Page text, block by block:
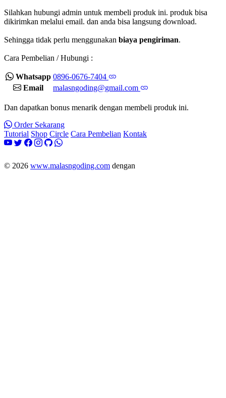
Silahkan hubungi admin untuk membeli produk ini. produk bisa
dikirimkan melalui email. dan anda bisa langsung download.
Sehingga tidak perlu menggunakan biaya pengiriman.
Cara Pembelian / Hubungi :
Whatsapp 0896-0676-7404
Email
malasngoding@gmail.com
Dan dapatkan bonus menarik dengan membeli produk ini.
Order Sekarang
Tutorial Shop Circle Cara Pembelian Kontak
© 2026 www.malasngoding.com dengan